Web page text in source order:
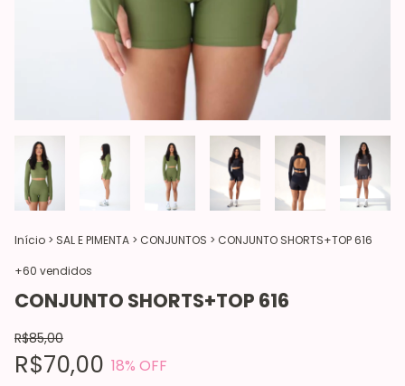
Início > SAL E PIMENTA > CONJUNTOS > CONJUNTO SHORTS+TOP 616
+60 vendidos
CONJUNTO SHORTS+TOP 616
R$85,00
R$70,00 18% OFF